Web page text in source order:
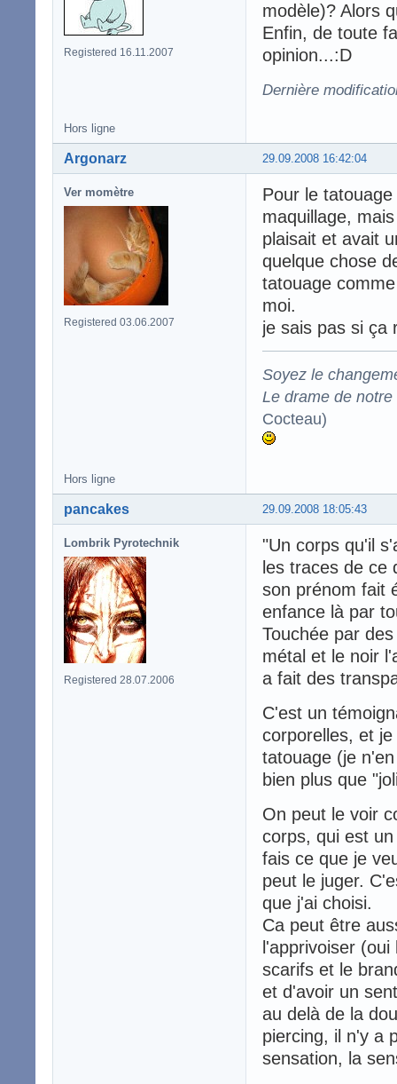
Registered 16.11.2007
modèle)? Alors
Enfin, de toute
opinion...:D
Dernière
Hors ligne
29.09.2008 16:42:04
Argonarz
Ver momètre
Registered 03.06.2007
Pour le
maquillage,
plaisait et avait
quelque chose
tatouage
moi.
je sais pas si ça
Soyez le
Le drame de
Cocteau)
Hors ligne
29.09.2008 18:05:43
pancakes
Lombrik Pyrotechnik
Registered 28.07.2006
"Un corps qu'il
les traces de ce
son prénom fait
enfance là par
Touchée par
métal et le noir
a fait des
C'est un
corporelles, et
tatouage (je
bien plus que
On peut le voir
corps, qui est
fais ce que je
peut le juger.
que j'ai choisi.
Ca peut être
l'apprivoiser
scarifs et le
et d'avoir un
au delà de la
piercing, il n'y a
sensation, la